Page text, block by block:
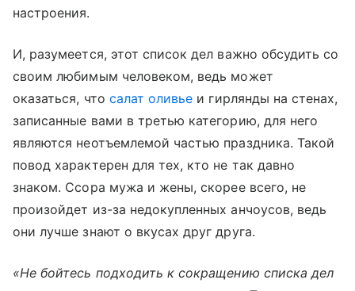
настроения.
И, разумеется, этот список дел важно обсудить со
своим любимым человеком, ведь может
оказаться, что салат оливье и гирлянды на стенах,
записанные вами в третью категорию, для него
являются неотъемлемой частью праздника. Такой
повод характерен для тех, кто не так давно
знаком. Ссора мужа и жены, скорее всего, не
произойдет из-за недокупленных анчоусов, ведь
они лучше знают о вкусах друг друга.
«Не бойтесь подходить к сокращению списка дел